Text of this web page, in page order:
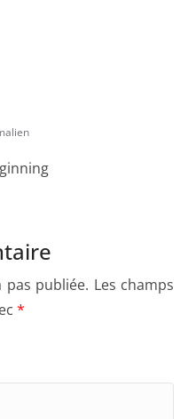
pas publiée. Les champs
*